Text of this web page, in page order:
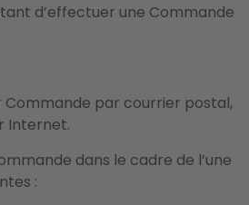
d’effectuer une Commande
Commande par courrier postal,
Internet.
dans le cadre de l’une
: